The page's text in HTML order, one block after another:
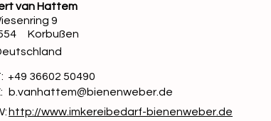
van Hattem
9
Korbußen
b.vanhattem@bienenweber.de
+49 36602 50490
http://www.imkereibedarf-bienenweber.de